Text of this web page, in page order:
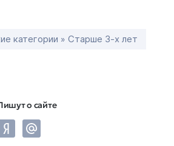
категории » Старше 3-х лет
о сайте